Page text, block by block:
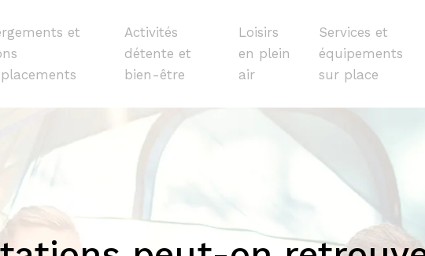
et
Activités
détente et
bien-être
Loisirs
en plein
air
Services et
équipements
sur place